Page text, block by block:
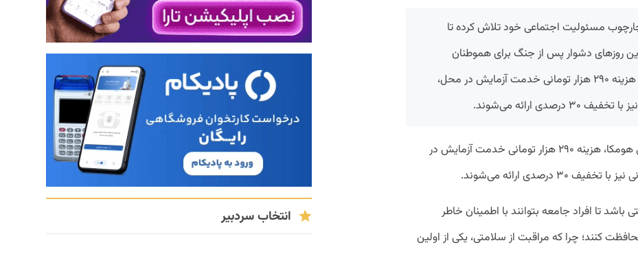
مسئولیت اجتماعی خود تلاش کرده تا
روزهای دشوار پس از جنگ برای هموطنان
آسان‌تر کند.در طرح همدلی هومکا، هزینه ۲۹۰ هزار تومانی خدمت آزمایش در محل،
ارائه می‌شوند.
به گزارش روابط عمومی در طرح همدلی هومکا، هزینه ۲۹۰ هزار تومانی خدمت آزمایش در
درصدی ارائه می‌شوند.
تا افراد جامعه بتوانند با اطمینان خاطر
کنند؛ چرا که مراقبت از سلامتی، یکی از اولین
انتخاب سردبیر